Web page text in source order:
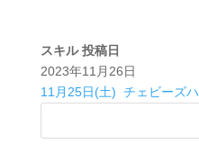
スキル 投稿日
2023年11月26日
11月25日(土) チェビーズ